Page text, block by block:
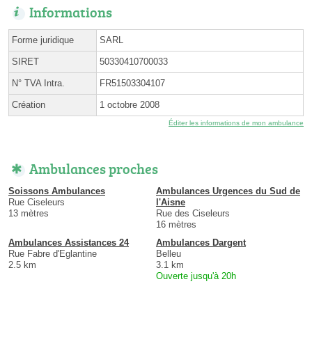
Informations
Forme juridique SARL
SIRET 50330410700033
N° TVA Intra. FR51503304107
Création 1 octobre 2008
Éditer les informations de mon ambulance
Ambulances proches
Soissons Ambulances
Rue Ciseleurs
13 mètres
Ambulances Urgences du Sud de
l'Aisne
Rue des Ciseleurs
16 mètres
Ambulances Assistances 24
Rue Fabre d'Eglantine
2.5 km
Ambulances Dargent
Belleu
3.1 km
Ouverte jusqu'à 20h